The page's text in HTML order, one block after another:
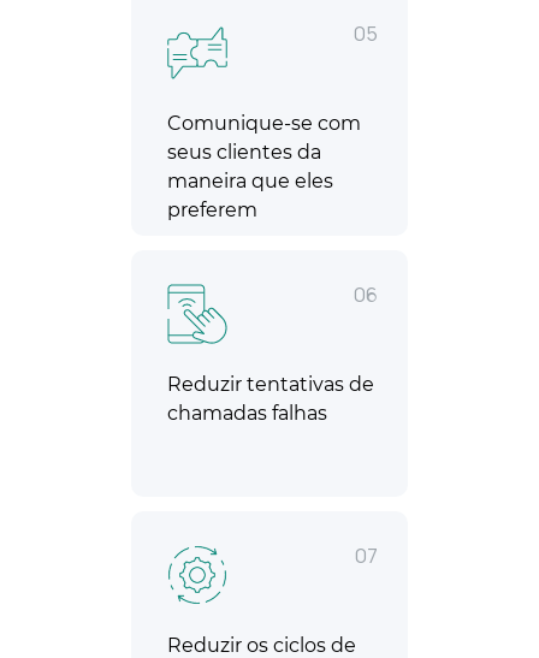
05
Comunique-se com
seus clientes da
maneira que eles
preferem
06
Reduzir tentativas de
chamadas falhas
07
Reduzir os ciclos de